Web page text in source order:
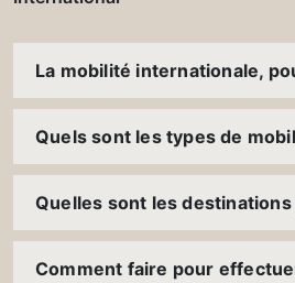
La mobilité internationale,